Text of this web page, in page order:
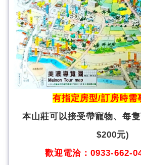
有指定房型/訂房時需
本山莊可以接受帶寵物、 每
$200元)
歡迎電洽：0933-662-